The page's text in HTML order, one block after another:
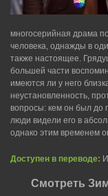
многосерийная драма
человека, однажды в
также настоящее.
большей части
имеются ли у него
неустановленность,
вопросы: кем он был до
люди видели его в
однако этим временем
Доступен в переводе:
Смотреть